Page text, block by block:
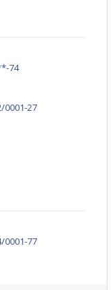
74
0001-27
0001-77